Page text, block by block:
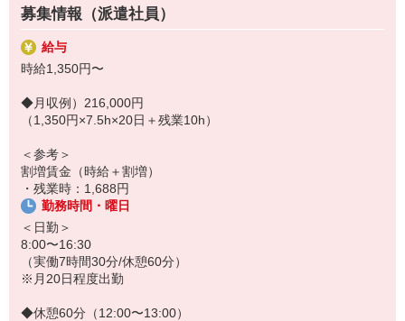
・職場見学をしてから決めたい
という方も大歓迎。
履歴書不要！スマホから約2分で完了します！
【作業内容】
・材料の秤量、機械への投入
・機械を操作して造粒および打錠作業
・検査作業
・作業室の清掃
・翌日の秤量準備
※クリーンルーム内で年中一定の室温
※リーダーの指示があるので未経験でも安心
※チーム作業で半月程度ですぐ慣れるカンタン作業です
【タイムスケジュール】
08:00〜／作業開始
12:00〜／60分のお昼休憩
16:30 ／退社
募集情報（派遣社員）
給与
時給1,350円〜
◆月収例）216,000円
（1,350円×7.5h×20日＋残業10h）
＜参考＞
割増賃金（時給＋割増）
・残業時：1,688円
勤務時間・曜日
＜日勤＞
8:00〜16:30
（実働7時間30分/休憩60分）
※月20日程度出勤
◆休憩60分（12:00〜13:00）